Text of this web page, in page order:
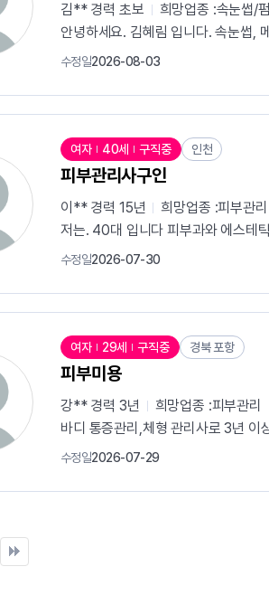
테, 윤곽리프팅 수강 중) ​희망 근무시간:
김** 경력 초보 희망업종 :속눈썹/펌
안녕하세요. 김혜림 입니다. 속눈썹,
수정일2026-08-03
자격증 취득을 위해 전문 피부미용 학원
여자 40세 구직중 인천
피부관리사구인
이** 경력 15년 희망업종 :피부관리
저는. 40대 입니다 피부과와 에스테
수정일2026-07-30
. 다양한 연령의 환자를 응대하며 친절한
여자 29세 구직중 경북 포항
피부미용
강** 경력 3년 희망업종 :피부관리
바디 통증관리,체형 관리사로 3년 이
수정일2026-07-29